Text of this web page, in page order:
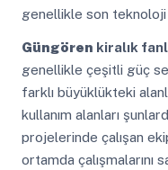
genellikle son teknoloji
Güngören kiralık
genellikle çeşitli güç
farklı büyüklükteki
kullanım alanları
projelerinde çalışan
ortamda çalışmalarını